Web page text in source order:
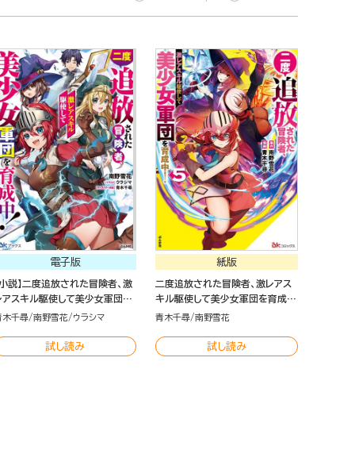
電子版
小説】二度追放された冒険者、激
アスキル駆使して美少女軍団を
成中！
木千尋 南野雪花 ウラシマ
試し読み
紙版
二度追放された冒険者、激レアス
キル駆使して美少女軍団を育成
中！（5）
青木千尋 南野雪花
試し読み